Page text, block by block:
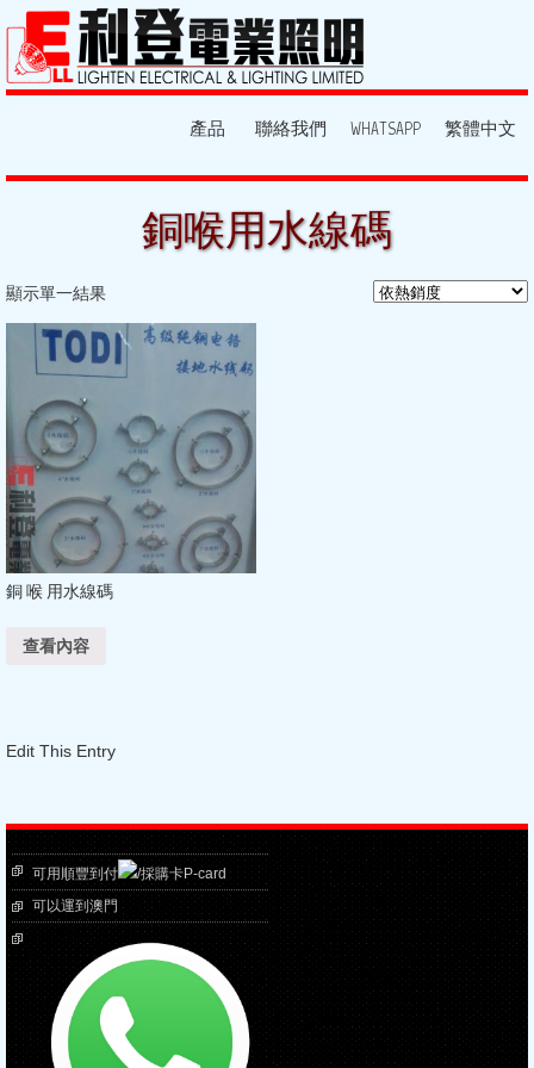
產品 聯絡我們 WHATSAPP 繁體中文
銅喉用水線碼
顯示單一結果
銅 喉 用水線碼
查看內容
Edit This Entry
可用順豐到付
/採購卡P-card
可以運到澳門